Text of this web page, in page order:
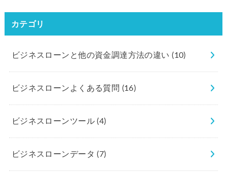
カテゴリ
ビジネスローンと他の資金調達方法の違い(10)
ビジネスローンよくある質問 (16)
ビジネスローンツール(4)
ビジネスローンデータ(7)